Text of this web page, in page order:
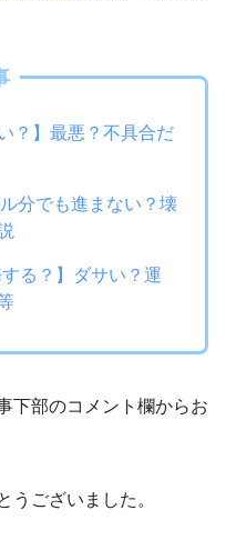
？】最悪？不具合だ
分でも進まない？壊
る？】ダサい？運
下部のコメント欄からお
うございました。